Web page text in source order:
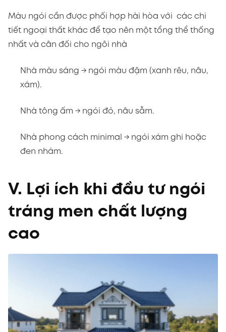
Nhà tông ấm → ngói đỏ, nâu sẫm.
Nhà phong cách minimal → ngói xám ghi hoặc
tráng men chất lượng
cao
Ngói gốm tráng men bền chắc đầu tư 1 lần là an tâm vài
chục năm